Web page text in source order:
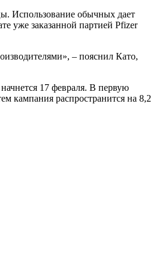
Использование обычных дает
уже заказанной партией Pfizer
– пояснил Като,
17 февраля. В первую
кампания распространится на 8,2